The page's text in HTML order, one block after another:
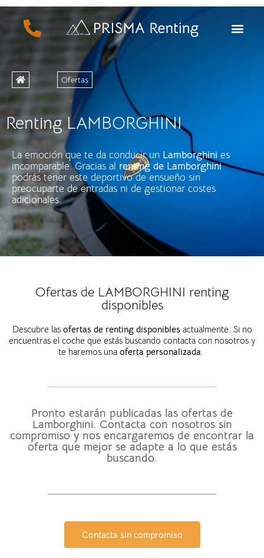
Ofertas
Renting LAMBORGHINI
La emoción que te da conducir un Lamborghini es
incomparable. Gracias al renting de Lamborghini
podrás tener este deportivo de ensueño sin
preocuparte de entradas ni de gestionar costes
adicionales.
Ofertas de LAMBORGHINI renting
disponibles
Descubre las ofertas de renting disponiblesactualmente. Si no
encuentras el coche que estás buscando contacta con nosotros y
te haremos una oferta personalizada
Pronto estarán publicadas las ofertas de
Lamborghini. Contacta con nosotros sin
compromiso y nos encargaremos de encontrar la
oferta que mejor se adapte a lo que estás
buscando.
Contacta sin compromiso